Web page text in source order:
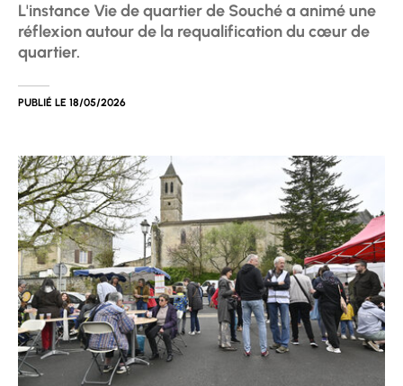
L'instance Vie de quartier de Souché a animé une
réflexion autour de la requalification du cœur de
quartier.
PUBLIÉ LE 18/05/2026